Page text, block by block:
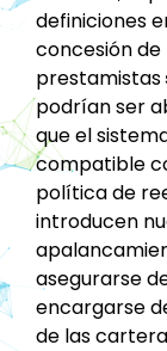
definiciones
concesión de
prestamistas
podrían ser
que el
compatible
política de
introducen
asegurarse
encargarse
de las